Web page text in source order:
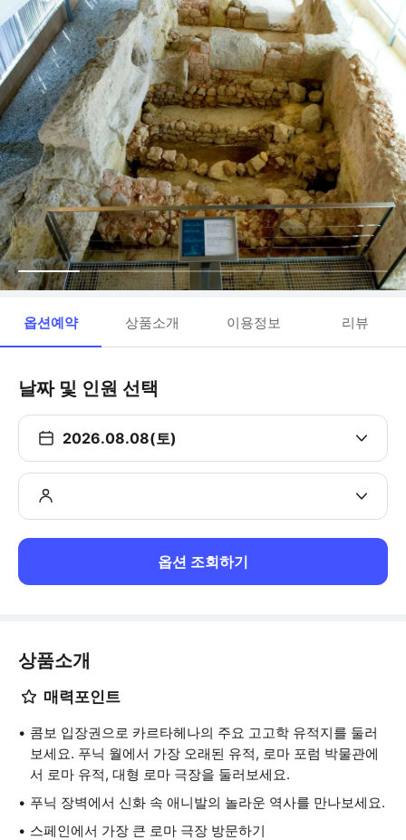
옵션예약 상품소개 이용정보 리뷰
날짜 및 인원 선택
2026.08.08(토)
옵션 조회하기
상품소개
매력포인트
콤보 입장권으로 카르타헤나의 주요 고고학 유적지를 둘러
보세요. 푸닉 월에서 가장 오래된 유적, 로마 포럼 박물관에
서 로마 유적, 대형 로마 극장을 둘러보세요.
푸닉 장벽에서 신화 속 애니발의 놀라운 역사를 만나보세요.
스페인에서 가장 큰 로마 극장 방문하기